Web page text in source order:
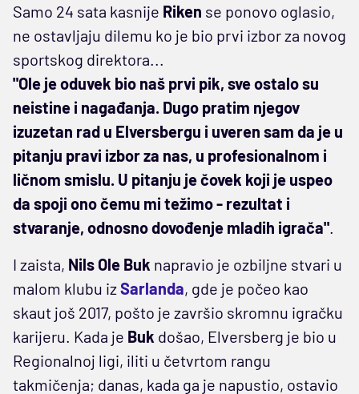
Samo 24 sata kasnije Riken se ponovo oglasio,
ne ostavljaju dilemu ko je bio prvi izbor za novog
sportskog direktora...
"Ole je oduvek bio naš prvi pik, sve ostalo su
neistine i nagađanja. Dugo pratim njegov
izuzetan rad u Elversbergu i uveren sam da je u
pitanju pravi izbor za nas, u profesionalnom i
ličnom smislu. U pitanju je čovek koji je uspeo
da spoji ono čemu mi težimo - rezultat i
stvaranje, odnosno dovođenje mladih igrača".
I zaista, Nils Ole Buk napravio je ozbiljne stvari u
malom klubu izSarlanda, gde je počeo kao
skaut još 2017, pošto je završio skromnu igračku
karijeru. Kada je Buk došao, Elversberg je bio u
Regionalnoj ligi, iliti u četvrtom rangu
takmičenja; danas, kada ga je napustio, ostavio